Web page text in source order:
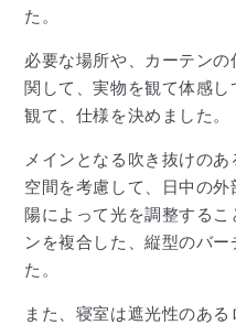
た。
必要な場所や、カーテン
関して、実物を観て体感
観て、仕様を決めました。
メインとなる吹き抜けの
空間を考慮して、日中の外
陽によって光を調整する
ンを複合した、縦型のバ
た。
また、寝室は遮光性のあ